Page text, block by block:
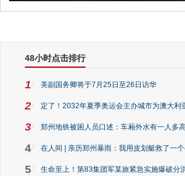
48小时点击排行
1 美副国务卿将于7月25日至26日访华
2 定了！2032年夏季奥运会主办城市为澳大利
3 郑州地铁被困人员口述：车厢外水有一人多
4 在人间 | 亲历郑州暴雨：我用皮划艇救了一
5 生命至上！第83集团军某旅紧急实施爆破分